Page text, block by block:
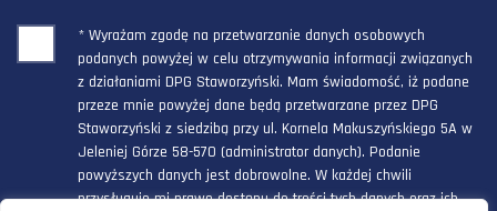
* Wyrażam zgodę na przetwarzanie danych osobowych
podanych powyżej w celu otrzymywania informacji związanych
z działaniami DPG Staworzyński. Mam świadomość, iż podane
przeze mnie powyżej dane będą przetwarzane przez DPG
Staworzyński z siedzibą przy ul. Kornela Makuszyńskiego 5A w
Jeleniej Górze 58-570 (administrator danych). Podanie
powyższych danych jest dobrowolne. W każdej chwili
przysługuje mi prawo dostępu do treści tych danych oraz ich